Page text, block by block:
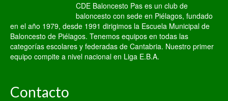
CDE Baloncesto Pas es un club de
baloncesto con sede en Piélagos, fundado
en el año 1979, desde 1991 dirigimos la Escuela Municipal de
Baloncesto de Piélagos. Tenemos equipos en todas las
categorías escolares y federadas de Cantabria. Nuestro primer
equipo compite a nivel nacional en Liga E.B.A.
Contacto